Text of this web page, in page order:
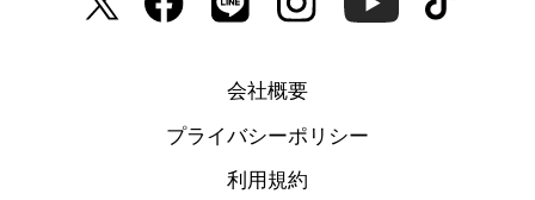
会社概要
プライバシーポリシー
利用規約